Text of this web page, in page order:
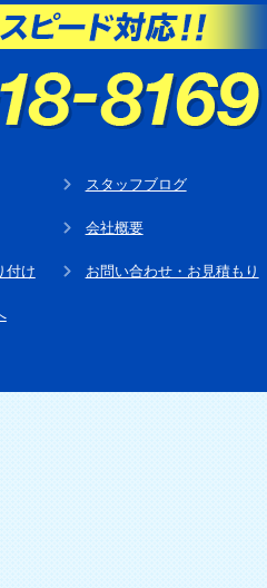
付け
スタッフブログ
会社概要
お問い合わせ・お見積もり